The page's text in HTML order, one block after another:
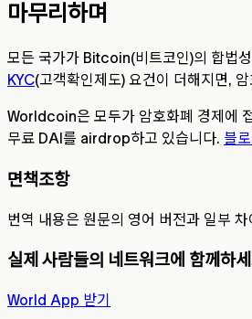
마무리하며
모든 국가가 Bitcoin(비트코인)의 합법
KYC(고객확인제도) 요건이 더해지면,
Worldcoin은 모두가 암호화폐 경제에
무료 DAI를 airdrop하고 있습니다. 블
면책조항
번역 내용은 원문의 영어 버전과 일부
실제 사람들의 네트워크에 함께하
World App 받기